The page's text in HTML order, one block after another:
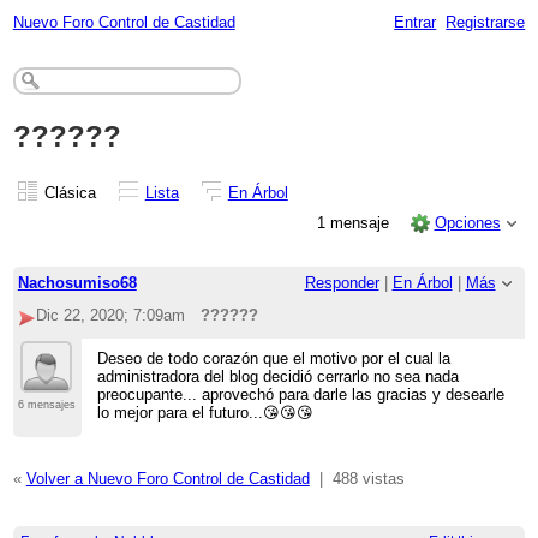
Nuevo Foro Control de Castidad Entrar Registrarse
??????
Clásica Lista
En Árbol
1 mensaje
Opciones
Nachosumiso68 Responder| En Árbol
Más
Dic 22, 2020; 7:09am
??????
6 mensajes
Deseo de todo corazón que el motivo por el cual la
administradora del blog decidió cerrarlo no sea nada
preocupante... aprovechó para darle las gracias y desearle
lo mejor para el futuro...😘😘😘
« Volver a Nuevo Foro Control de Castidad 488 vistas